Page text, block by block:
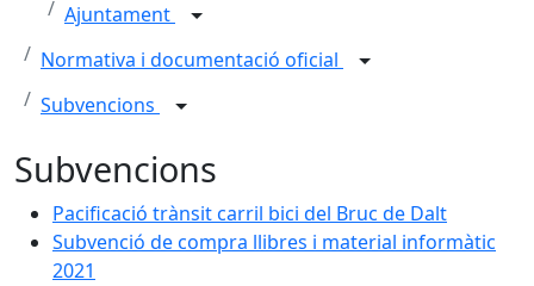
Ajuntament
Normativa i documentació oficial
Subvencions
Subvencions
Pacificació trànsit carril bici del Bruc de Dalt
Subvenció de compra llibres i material informàtic
2021